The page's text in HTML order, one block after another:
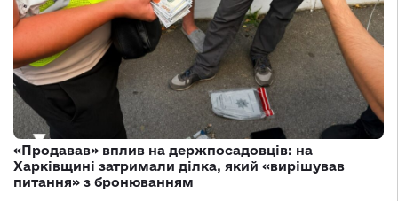
«Продавав» вплив на держпосадовців: на
Харківщині затримали ділка, який «вирішував
питання» з бронюванням